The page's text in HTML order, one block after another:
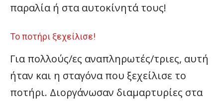
παραλία ή στα αυτοκίνητά τους!
Το ποτήρι ξεχείλισε!
Για πολλούς/ες αναπληρωτές/τριες, αυτή
ήταν και η σταγόνα που ξεχείλισε το
ποτήρι. Διοργάνωσαν διαμαρτυρίες στα